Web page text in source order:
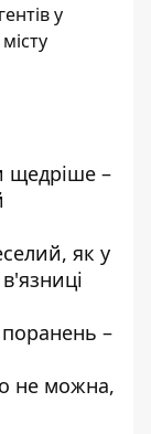
у
щедріше –
як у
поранень –
не можна,